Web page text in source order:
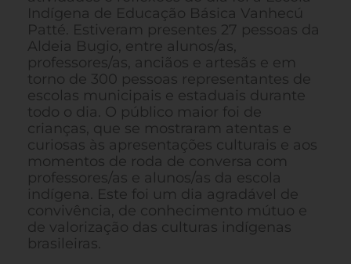
Indígena de Educação Básica Vanhecú
Patté. Estiveram presentes 27 pessoas da
Aldeia Bugio, entre alunos/as,
professores/as, anciãos e artesãs e em
torno de 300 pessoas representantes de
escolas municipais e estaduais durante
todo o dia. O público maior foi de
crianças, que se mostraram atentas e
curiosas às apresentações culturais e aos
momentos de roda de conversa com
professores/as e alunos/as da escola
indígena. Este foi um dia agradável de
convivência, de conhecimento mútuo e
de valorização das culturas indígenas
brasileiras.